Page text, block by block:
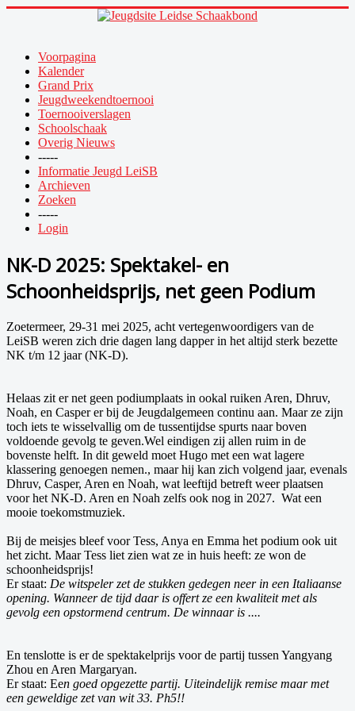
Voorpagina
Kalender
Grand Prix
Jeugdweekendtoernooi
Toernooiverslagen
Schoolschaak
Overig Nieuws
-----
Informatie Jeugd LeiSB
Archieven
Zoeken
-----
Login
NK-D 2025: Spektakel- en
Schoonheidsprijs, net geen Podium
Zoetermeer, 29-31 mei 2025, acht vertegenwoordigers van de
LeiSB weren zich drie dagen lang dapper in het altijd sterk bezette
NK t/m 12 jaar (NK-D).
Helaas zit er net geen podiumplaats in ookal ruiken Aren, Dhruv,
Noah, en Casper er bij de Jeugdalgemeen continu aan. Maar ze zijn
toch iets te wisselvallig om de tussentijdse spurts naar boven
voldoende gevolg te geven.Wel eindigen zij allen ruim in de
bovenste helft. In dit geweld moet Hugo met een wat lagere
klassering genoegen nemen., maar hij kan zich volgend jaar, evenals
Dhruv, Casper, Aren en Noah, wat leeftijd betreft weer plaatsen
voor het NK-D. Aren en Noah zelfs ook nog in 2027. Wat een
mooie toekomstmuziek.
Bij de meisjes bleef voor Tess, Anya en Emma het podium ook uit
het zicht. Maar Tess liet zien wat ze in huis heeft: ze won de
schoonheidsprijs!
Er staat: De witspeler zet de stukken gedegen neer in een Italiaanse
opening. Wanneer de tijd daar is offert ze een kwaliteit met als
gevolg een opstormend centrum. De winnaar is ....
En tenslotte is er de spektakelprijs voor de partij tussen Yangyang
Zhou en Aren Margaryan.
Er staat: Een goed opgezette partij. Uiteindelijk remise maar met
een geweldige zet van wit 33. Ph5!!